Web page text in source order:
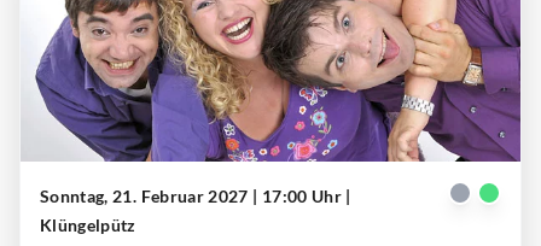
Sonntag, 21. Februar 2027 | 17:00 Uhr |
Klüngelpütz